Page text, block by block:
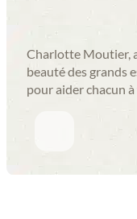
Charlotte Moutier,
beauté des grands
pour aider chacun